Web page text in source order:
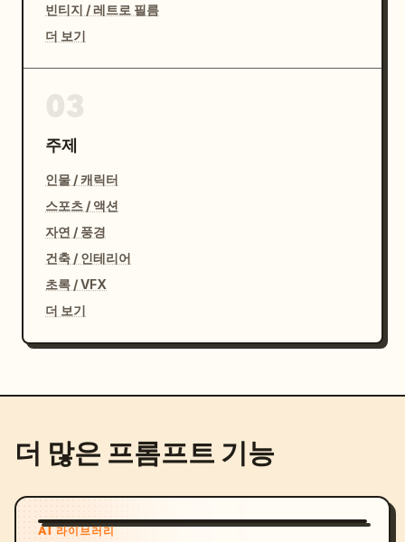
빈티지 / 레트로 필름
더 보기
주제
인물 / 캐릭터
스포츠 / 액션
자연 / 풍경
건축 / 인테리어
초록 / VFX
더 보기
더 많은 프롬프트 기능
AI 라이브러리